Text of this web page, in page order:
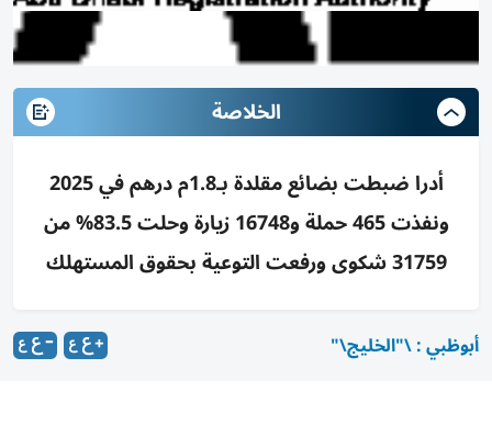
الخلاصة
أدرا ضبطت بضائع مقلدة بـ1.8م درهم في 2025
ونفذت 465 حملة و16748 زيارة وحلت 83.5% من
31759 شكوى ورفعت التوعية بحقوق المستهلك
أبوظبي : \"الخليج\"